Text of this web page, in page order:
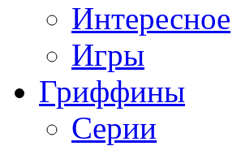
Интересное
Игры
Гриффины
Серии